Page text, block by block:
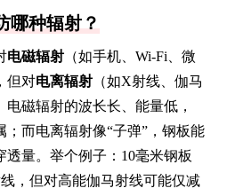
哪种辐射？
电磁辐射 （如手机、Wi-Fi、微
但对电离辐射 （如X射线、伽马
磁辐射的波长长、能量低，
而电离辐射像“子弹”，钢板能
量。举个例子：10毫米钢板
，但对高能伽马射线可能仅减